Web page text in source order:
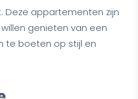
appartementen zijn
genieten van een
te boeten op stijl en